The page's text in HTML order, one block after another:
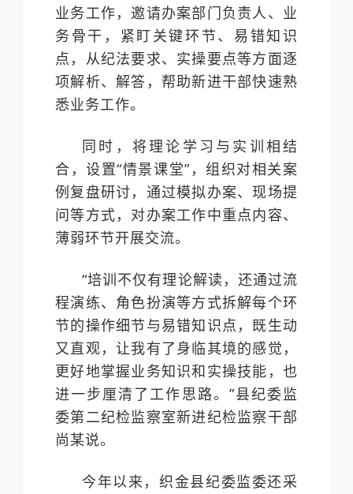
业务工作，邀请办案部门负责人、业
务骨干，紧盯关键环节、易错知识
点，从纪法要求、实操要点等方面逐
项解析、解答，帮助新进干部快速熟
悉业务工作。
同时，将理论学习与实训相结
合，设置“情景课堂”，组织对相关案
例复盘研讨，通过模拟办案、现场提
问等方式，对办案工作中重点内容、
薄弱环节开展交流。
“培训不仅有理论解读，还通过流
程演练、角色扮演等方式拆解每个环
节的操作细节与易错知识点，既生动
又直观，让我有了身临其境的感觉，
更好地掌握业务知识和实操技能，也
进一步厘清了工作思路。”县纪委监
委第二纪检监察室新进纪检监察干部
尚某说。
今年以来，织金县纪委监委还采